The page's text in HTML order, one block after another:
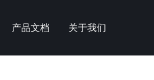
产品文档 关于我们